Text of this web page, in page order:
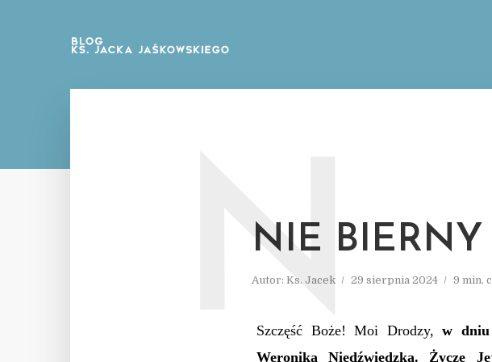
NIE
Autor: Ks. Jacek 29 sierpnia 2024 9 min.
N
Szczęść Boże! Moi Drodzy, w dniu
Weronika Niedźwiedzka. Życzę